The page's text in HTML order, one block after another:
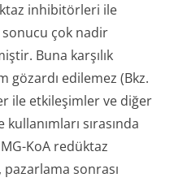
inhibitörleri ile
sonucu çok nadir
Buna karşılık
edilemez (Bkz.
ile etkileşimler ve diğer
sırasında
KoA redüktaz
sonrası